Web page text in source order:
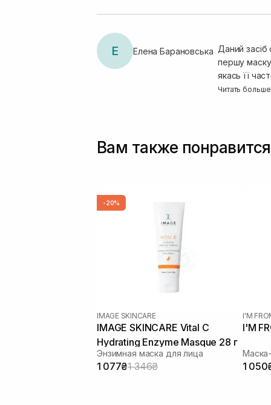
Е Елена Барановська Даний засіб
першу
якась її
цитрусовий
Читать больше
Вам также понравится
-20%
IMAGE SKINCARE
IMAGE SKINCARE Vital C
Hydrating Enzyme Masque 28 г
Энзимная маска для лица
1 077₴1 346₴
I'M
I'M
1